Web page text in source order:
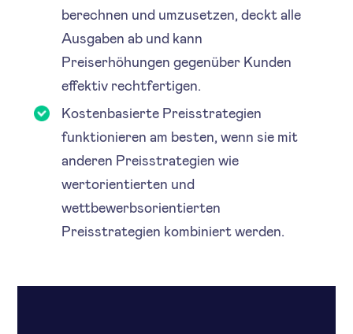
berechnen und umzusetzen, deckt alle
Ausgaben ab und kann
Preiserhöhungen gegenüber Kunden
effektiv rechtfertigen.
Kostenbasierte Preisstrategien
funktionieren am besten, wenn sie mit
anderen Preisstrategien wie
wertorientierten und
wettbewerbsorientierten
Preisstrategien kombiniert werden.